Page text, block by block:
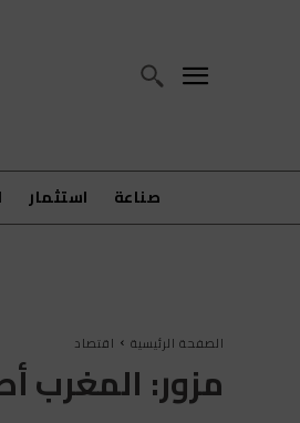
صناعة استثمار
الصفحة الرئيسية اقتصاد
مزور: المغرب